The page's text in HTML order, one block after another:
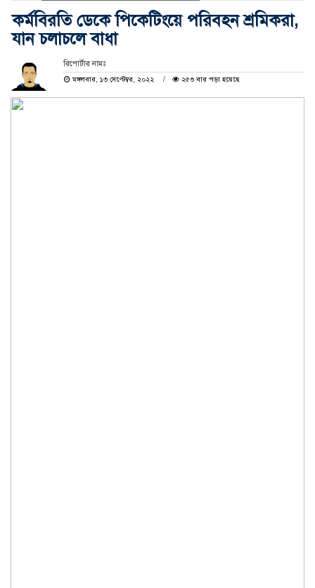
কর্মবিরতি ডেকে পিকেটিংয়ে পরিবহন শ্রমিকরা,
যান চলাচলে বাধা
রিপোর্টার নামঃ
মঙ্গলবার, ১৩ সেপ্টেম্বর, ২০২২
২৫৩ বার পড়া হয়েছে